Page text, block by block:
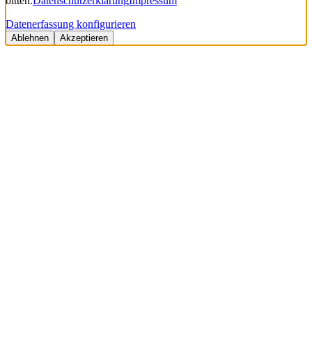
Datenerfassung konfigurieren
Ablehnen Akzeptieren